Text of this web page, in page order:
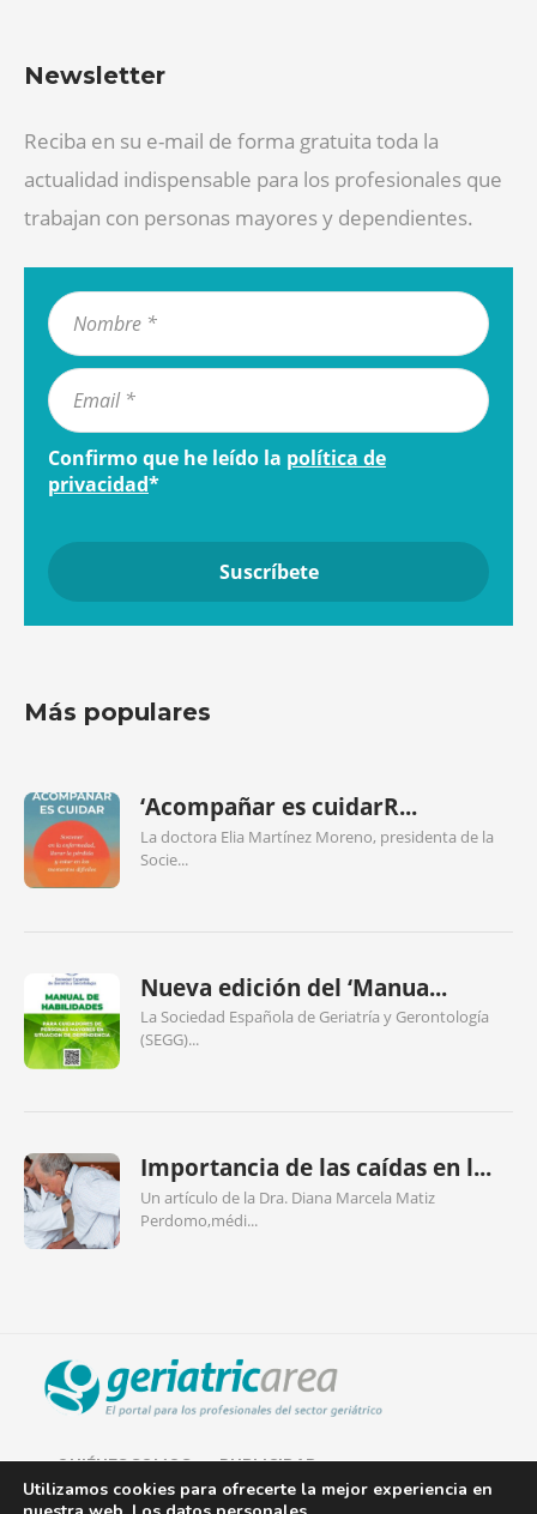
Newsletter
Reciba en su e-mail de forma gratuita toda la
actualidad indispensable para los profesionales que
trabajan con personas mayores y dependientes.
Confirmo que he leído la política de
privacidad*
Más populares
‘Acompañar es cuidarR...
La doctora Elia Martínez Moreno, presidenta de la
Socie...
Nueva edición del ‘Manua...
La Sociedad Española de Geriatría y Gerontología
(SEGG)...
Importancia de las caídas en l...
Un artículo de la Dra. Diana Marcela Matiz
Perdomo,médi...
QUIÉNES SOMOS PUBLICIDAD
Utilizamos cookies para ofrecerte la mejor experiencia en